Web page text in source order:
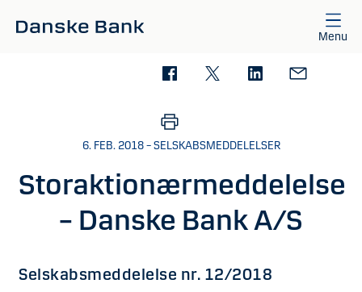
Menu
6. FEB. 2018 – SELSKABSMEDDELELSER
Storaktionærmeddelelse
– Danske Bank A/S
Selskabsmeddelelse nr. 12/2018